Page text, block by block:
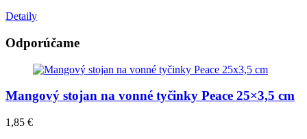
Detaily
Odporúčame
Mangový stojan na vonné tyčinky Peace 25×3,5 cm
1,85 €